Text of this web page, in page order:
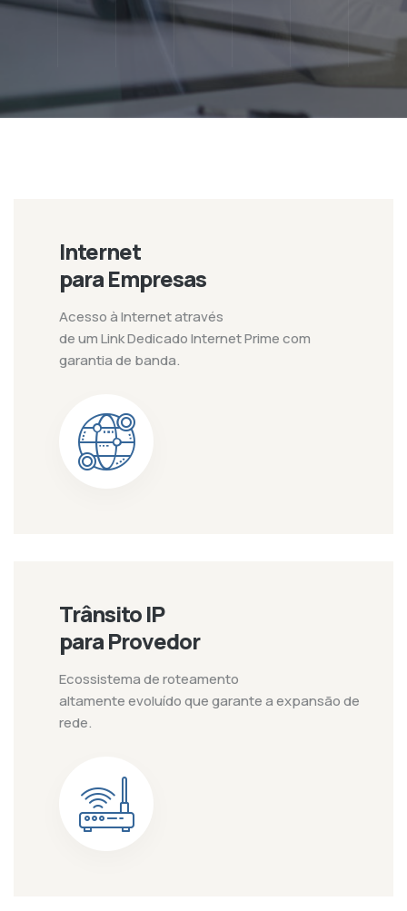
Internet
para Empresas
Acesso à Internet através
de um Link Dedicado Internet Prime com
garantia de banda.
Trânsito IP
para Provedor
Ecossistema de roteamento
altamente evoluído que garante a expansão de
rede.